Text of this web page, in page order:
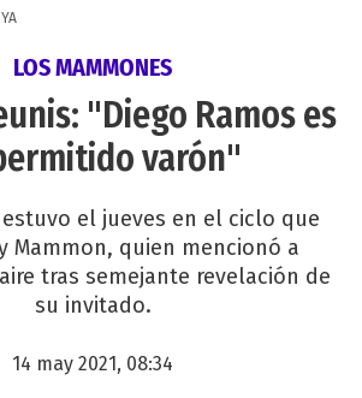
LOS MAMMONES
"Diego Ramos es
varón"
el jueves en el ciclo que
Mammon, quien mencionó a
tras semejante revelación de
su invitado.
14 may 2021, 08:34